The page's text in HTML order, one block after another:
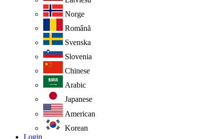
Norge
Românã
Svenska
Slovenia
Chinese
Arabic
Japanese
American
Korean
Login